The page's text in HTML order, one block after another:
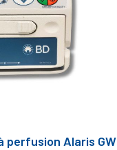
perfusion Alaris GW